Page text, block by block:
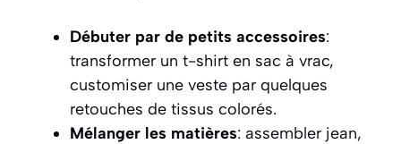
Débuter par de petits accessoires:
transformer un t-shirt en sac à vrac,
customiser une veste par quelques
retouches de tissus colorés.
Mélanger les matières: assembler jean,